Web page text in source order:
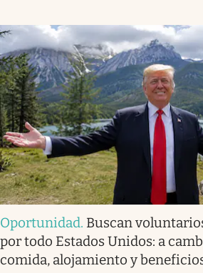
Oportunidad. Buscan
por todo Estados Unidos: a
comida, alojamiento y